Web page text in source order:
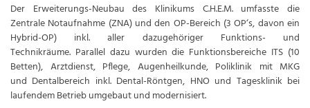
Der Erweiterungs-Neubau des Klinikums C.H.E.M. umfasste die
Zentrale Notaufnahme (ZNA) und den OP-Bereich (3 OP‘s, davon ein
Hybrid-OP) inkl. aller dazugehöriger Funktions- und
Technikräume. Parallel dazu wurden die Funktionsbereiche ITS (10
Betten), Arztdienst, Pflege, Augenheilkunde, Poliklinik mit MKG
und Dentalbereich inkl. Dental-Röntgen, HNO und Tagesklinik bei
laufendem Betrieb umgebaut und modernisiert.